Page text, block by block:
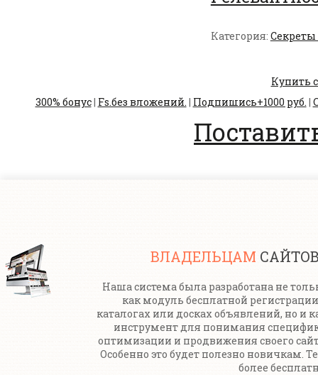
Категория:
Купить
300% бонус| Fs.без вложений. | Подпишись+1000 руб. |
ВЛАДЕЛЬЦАМ
Наша система была разработана не
как модуль бесплатной
каталогах или досках объявлений, но и
инструмент для понимания
оптимизации и продвижения своего
Особенно это будет полезно новичкам.
более